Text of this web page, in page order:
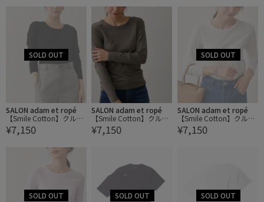
SALON adam et ropé
【Smile Cotton】クルー
ネックプルオーバー
¥7,150
SALON adam et ropé
【Smile Cotton】クルー
ネックプルオーバー
¥7,150
SALON adam et ropé
【Smile Cotton】クルー
ネックプルオーバー
¥7,150